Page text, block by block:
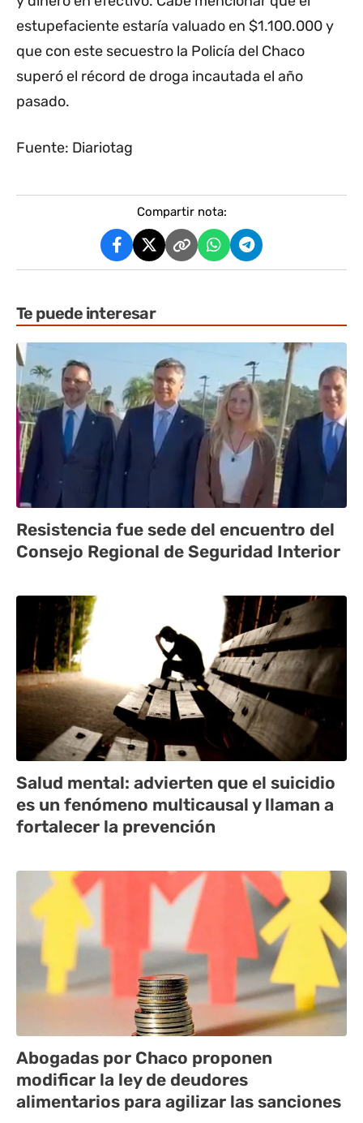
estupefaciente estaría valuado en $1.100.000 y
que con este secuestro la Policía del Chaco
superó el récord de droga incautada el año
pasado.
Fuente: Diariotag
Compartir nota:
Te puede interesar
Resistencia fue sede del encuentro del
Consejo Regional de Seguridad Interior
Salud mental: advierten que el suicidio
es un fenómeno multicausal y llaman a
fortalecer la prevención
Abogadas por Chaco proponen
modificar la ley de deudores
alimentarios para agilizar las sanciones